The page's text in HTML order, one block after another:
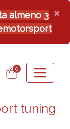
almeno 3 ×
0
tuning